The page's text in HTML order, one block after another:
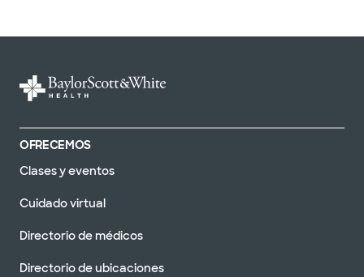
OFRECEMOS
Clases y eventos
Cuidado virtual
Directorio de médicos
Directorio de ubicaciones